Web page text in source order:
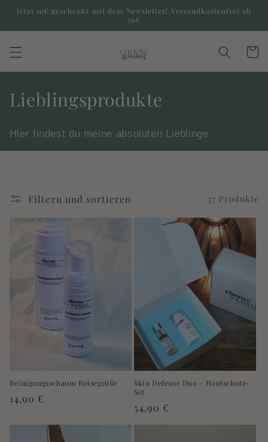
zum
Jetzt 10€ geschenkt mit dem Newsletter! Versandkostenfrei ab
59€
K
t
g
e
Lieblingsprodukte
Hier findest du meine absoluten Lieblinge
Filtern und sortieren 37 Produkte
Reinigungsschaum Reisegröße
Normaler
14,90 €
Skin Defense Duo – Hautschutz-
Set
Normaler
Preis
54,90 €